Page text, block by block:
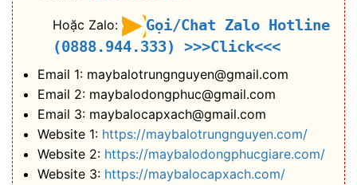
Hoặc Zalo:
Gọi/Chat Zalo Hotline
(0888.944.333)
>>>Click<<<
Email 1: maybalotrungnguyen@gmail.com
Email 2: maybalodongphuc@gmail.com
Email 3: maybalocapxach@gmail.com
Website 1: https://maybalotrungnguyen.com/
Website 2: https://maybalodongphucgiare.com/
Website 3: https://maybalocapxach.com/